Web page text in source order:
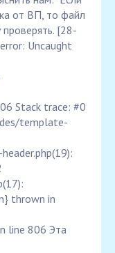
от ВП, то файл
[28-
Uncaught
Stack trace: #0
template-
thrown in
line 806 Эта